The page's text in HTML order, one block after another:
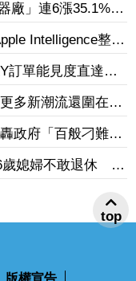
器廠」連6漲35.1%
單看到明年
Intelligence整合
天撤了
訂單能見度直達
米準備接棒
多新潮流還圍在賴
政府「百般刁難」
歲媳婦不敢退休 嘆
版權宣告
top